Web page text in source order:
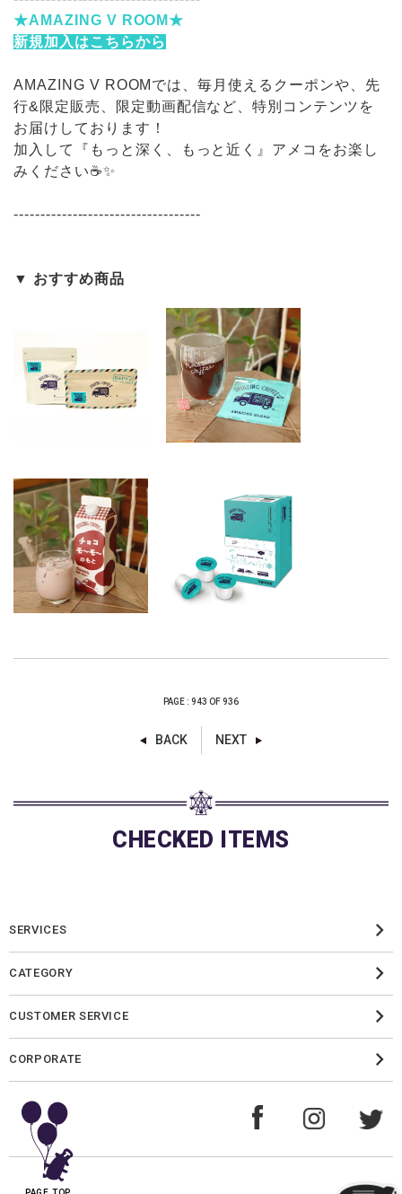
★AMAZING V ROOM★
新規加入はこちらから
AMAZING V ROOMでは、毎月使えるクーポンや、先
行&限定販売、限定動画配信など、特別コンテンツを
お届けしております！
加入して『もっと深く、もっと近く』アメコをお楽し
みください☕️✨
-----------------------------------
▼ おすすめ商品
PAGE : 943 OF 936
BACK NEXT
CHECKED ITEMS
SERVICES
CATEGORY
CUSTOMER SERVICE
CORPORATE